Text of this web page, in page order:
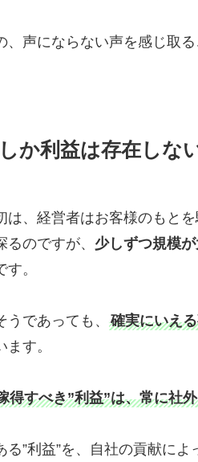
、声にならない声を感じ取
か利益は存在しな
は、経営者はお客様のもと
るのですが、 少しずつ規模
す。
うであっても、 確実にいえ
ます。
得すべき”利益”は、常に社
る”利益”を、自社の貢献に